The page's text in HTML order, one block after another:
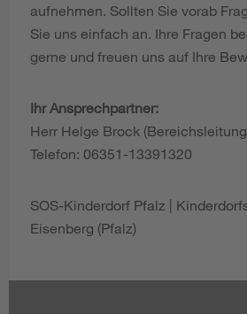
aufnehmen. Sollten Sie vorab
Sie uns einfach an. Ihre Fragen
gerne und freuen uns auf Ihre
Ihr Ansprechpartner:
Herr Helge Brock
Telefon: 06351-13391320
SOS-Kinderdorf Pfalz |
Eisenberg (Pfalz)